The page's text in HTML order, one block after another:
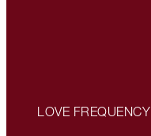
LOVE FREQUENCY